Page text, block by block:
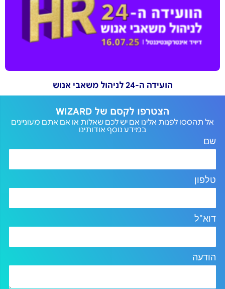
הועידה ה-24 לניהול משאבי אנוש
הצטרפו לקסם של WIZARD
אל תהססו לפנות אלינו אם יש לכם שאלות או אם אתם מעוניינים
במידע נוסף אודותינו
שם
טלפון
דוא"ל
הודעה